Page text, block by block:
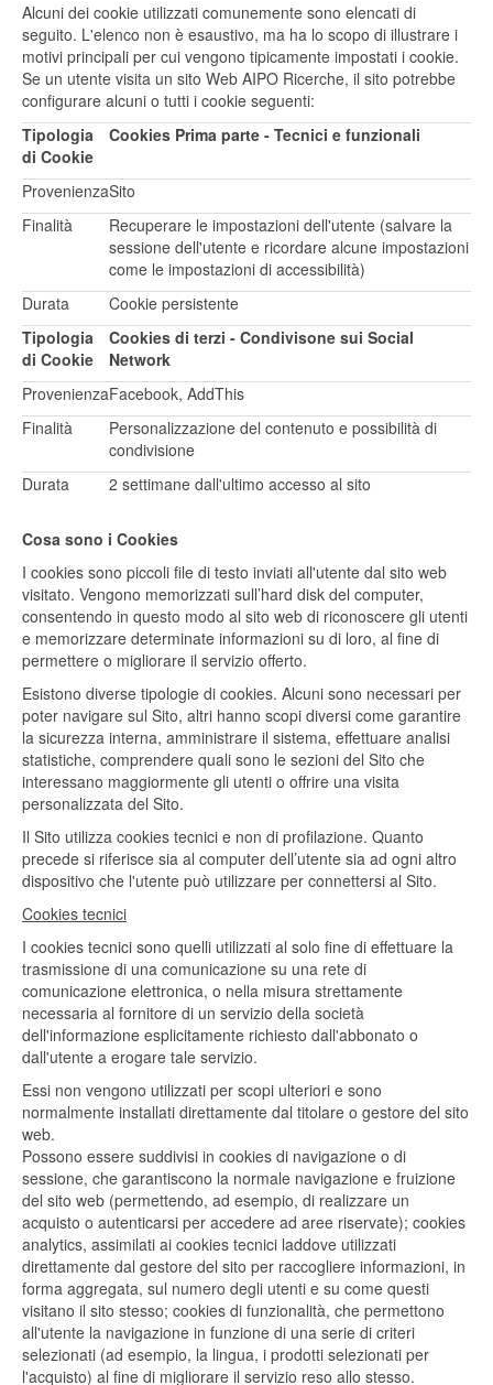
Alcuni dei cookie utilizzati comunemente sono elencati di
seguito. L'elenco non è esaustivo, ma ha lo scopo di illustrare i
motivi principali per cui vengono tipicamente impostati i cookie.
Se un utente visita un sito Web AIPO Ricerche, il sito potrebbe
configurare alcuni o tutti i cookie seguenti:
Tipologia
di Cookie
Cookies Prima parte - Tecnici e funzionali
ProvenienzaSito
Finalità
Recuperare le impostazioni dell'utente (salvare la
sessione dell'utente e ricordare alcune impostazioni
come le impostazioni di accessibilità)
Durata
Cookie persistente
Tipologia
di Cookie
Cookies di terzi - Condivisone sui Social
Network
ProvenienzaFacebook, AddThis
Finalità
Personalizzazione del contenuto e possibilità di
condivisione
Durata
2 settimane dall'ultimo accesso al sito
Cosa sono i Cookies
I cookies sono piccoli file di testo inviati all'utente dal sito web
visitato. Vengono memorizzati sull’hard disk del computer,
consentendo in questo modo al sito web di riconoscere gli utenti
e memorizzare determinate informazioni su di loro, al fine di
permettere o migliorare il servizio offerto.
Esistono diverse tipologie di cookies. Alcuni sono necessari per
poter navigare sul Sito, altri hanno scopi diversi come garantire
la sicurezza interna, amministrare il sistema, effettuare analisi
statistiche, comprendere quali sono le sezioni del Sito che
interessano maggiormente gli utenti o offrire una visita
personalizzata del Sito.
Il Sito utilizza cookies tecnici e non di profilazione. Quanto
precede si riferisce sia al computer dell’utente sia ad ogni altro
dispositivo che l'utente può utilizzare per connettersi al Sito.
Cookies tecnici
I cookies tecnici sono quelli utilizzati al solo fine di effettuare la
trasmissione di una comunicazione su una rete di
comunicazione elettronica, o nella misura strettamente
necessaria al fornitore di un servizio della società
dell'informazione esplicitamente richiesto dall'abbonato o
dall'utente a erogare tale servizio.
Essi non vengono utilizzati per scopi ulteriori e sono
normalmente installati direttamente dal titolare o gestore del sito
web.
Possono essere suddivisi in cookies di navigazione o di
sessione, che garantiscono la normale navigazione e fruizione
del sito web (permettendo, ad esempio, di realizzare un
acquisto o autenticarsi per accedere ad aree riservate); cookies
analytics, assimilati ai cookies tecnici laddove utilizzati
direttamente dal gestore del sito per raccogliere informazioni, in
forma aggregata, sul numero degli utenti e su come questi
visitano il sito stesso; cookies di funzionalità, che permettono
all'utente la navigazione in funzione di una serie di criteri
selezionati (ad esempio, la lingua, i prodotti selezionati per
l'acquisto) al fine di migliorare il servizio reso allo stesso.